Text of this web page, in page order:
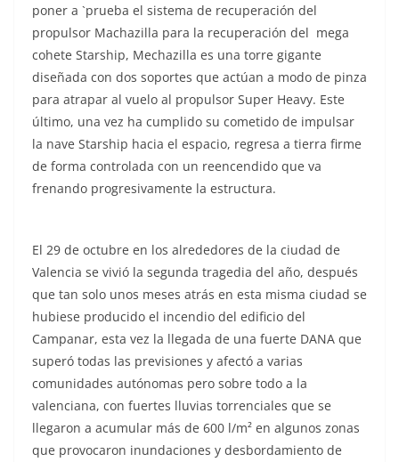
poner a `prueba el sistema de recuperación del
propulsor Machazilla para la recuperación del mega
cohete Starship, Mechazilla es una torre gigante
diseñada con dos soportes que actúan a modo de pinza
para atrapar al vuelo al propulsor Super Heavy. Este
último, una vez ha cumplido su cometido de impulsar
la nave Starship hacia el espacio, regresa a tierra firme
de forma controlada con un reencendido que va
frenando progresivamente la estructura.
El 29 de octubre en los alrededores de la ciudad de
Valencia se vivió la segunda tragedia del año, después
que tan solo unos meses atrás en esta misma ciudad se
hubiese producido el incendio del edificio del
Campanar, esta vez la llegada de una fuerte DANA que
superó todas las previsiones y afectó a varias
comunidades autónomas pero sobre todo a la
valenciana, con fuertes lluvias torrenciales que se
llegaron a acumular más de 600 l/m² en algunos zonas
que provocaron inundaciones y desbordamiento de